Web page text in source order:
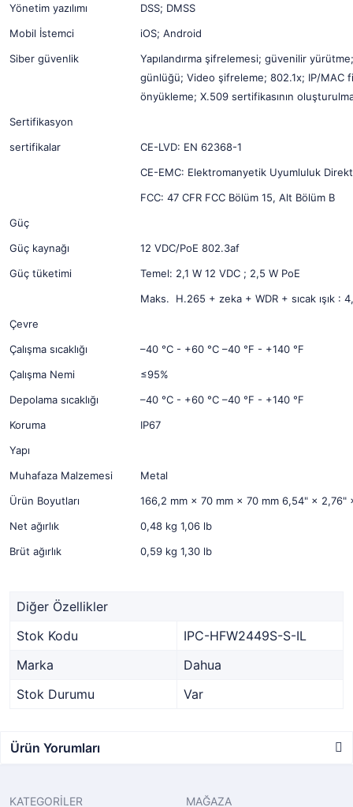
Yönetim yazılımı
DSS; DMSS
Mobil İstemci
iOS; Android
Siber güvenlik
Yapılandırma şifrelemesi; güvenilir
günlüğü; Video şifreleme; 802.1x; IP/MAC
önyükleme; X.509 sertifikasının
Sertifikasyon
sertifikalar
CE-LVD: EN 62368-1
CE-EMC: Elektromanyetik Uyumluluk
FCC: 47 CFR FCC Bölüm 15, Alt Bölüm B
Güç
Güç kaynağı
12 VDC/PoE 802.3af
Güç tüketimi
Temel: 2,1 W 12 VDC ; 2,5 W PoE
Maks. H.265 + zeka + WDR + sıcak ışık :
Çevre
Çalışma sıcaklığı
–40 °C - +60 °C –40 °F - +140 °F
Çalışma Nemi
≤95%
Depolama sıcaklığı
–40 °C - +60 °C –40 °F - +140 °F
Koruma
IP67
Yapı
Muhafaza Malzemesi
Metal
Ürün Boyutları
166,2 mm × 70 mm × 70 mm 6,54" × 2,76"
Net ağırlık
0,48 kg 1,06 lb
Brüt ağırlık
0,59 kg 1,30 lb
Diğer Özellikler
Stok Kodu
IPC-HFW2449S-S-IL
Marka
Dahua
Stok Durumu
Var
Ürün Yorumları
KATEGORİLER
MAĞAZA